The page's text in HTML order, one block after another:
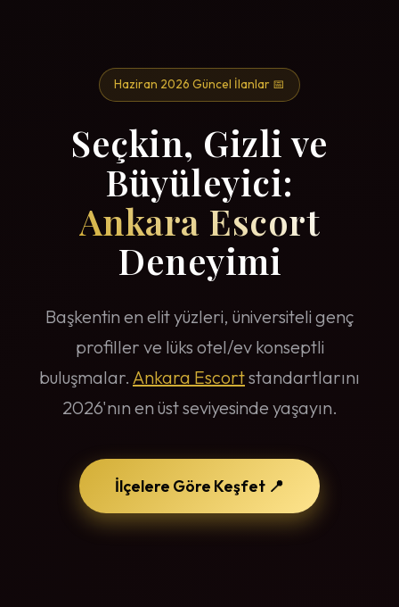
Haziran 2026 Güncel İlanlar 📅
Seçkin, Gizli ve
Büyüleyici:
Ankara Escort
Deneyimi
Başkentin en elit yüzleri, üniversiteli genç
profiller ve lüks otel/ev konseptli
buluşmalar. Ankara Escortstandartlarını
2026'nın en üst seviyesinde yaşayın.
İlçelere Göre Keşfet 📍